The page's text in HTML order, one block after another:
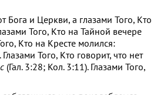
Бога и Церкви, а глазами Того, Кто
Того, Кто на Тайной вечере
Кто на Кресте молился:
Того, Кто говорит, что нет
(Гал. 3:28; Кол. 3:11). Глазами Того,